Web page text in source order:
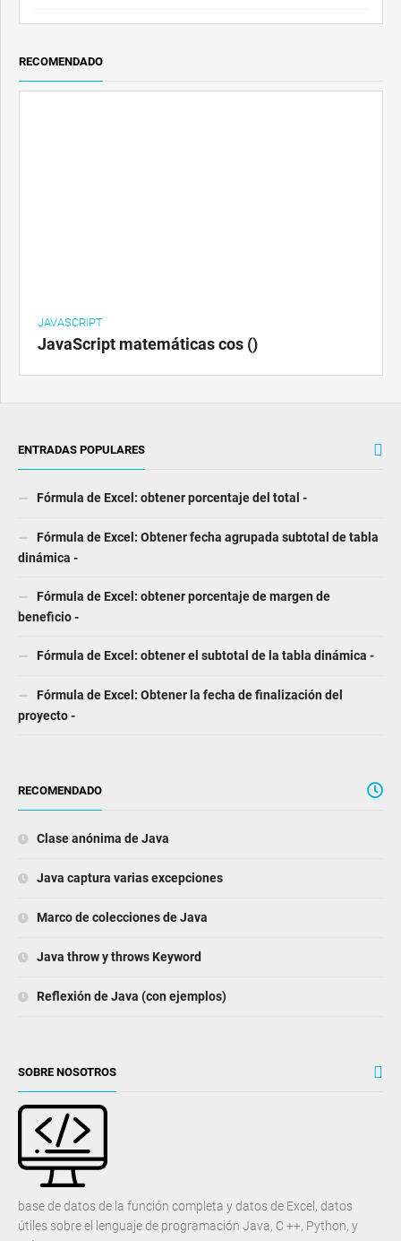
RECOMENDADO
JAVASCRIPT
JavaScript matemáticas cos ()
ENTRADAS POPULARES
Fórmula de Excel: obtener porcentaje del total -
Fórmula de Excel: Obtener fecha agrupada subtotal de tabla
dinámica -
Fórmula de Excel: obtener porcentaje de margen de
beneficio -
Fórmula de Excel: obtener el subtotal de la tabla dinámica -
Fórmula de Excel: Obtener la fecha de finalización del
proyecto -
RECOMENDADO
Clase anónima de Java
Java captura varias excepciones
Marco de colecciones de Java
Java throw y throws Keyword
Reflexión de Java (con ejemplos)
SOBRE NOSOTROS
base de datos de la función completa y datos de Excel, datos
útiles sobre el lenguaje de programación Java, C ++, Python, y